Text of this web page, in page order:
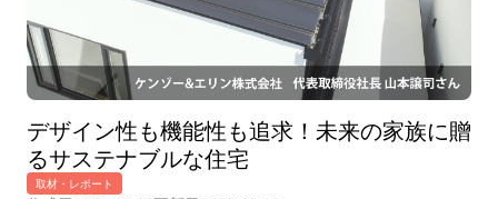
取材・レポート
デザイン性も機能性も追求！未来の家族に贈
るサステナブルな住宅